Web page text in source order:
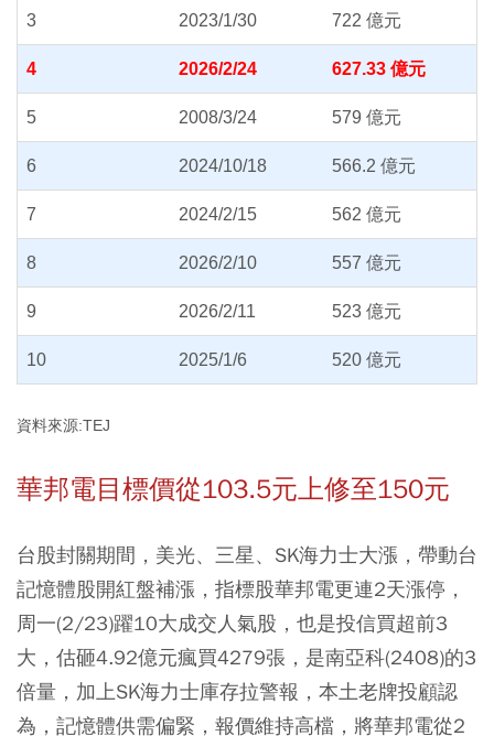
3 2023/1/30 722 億元
4 2026/2/24 627.33 億元
5 2008/3/24 579 億元
6 2024/10/18 566.2 億元
7 2024/2/15 562 億元
8 2026/2/10 557 億元
9 2026/2/11 523 億元
10 2025/1/6 520 億元
資料來源:TEJ
華邦電目標價從103.5元上修至150元
台股封關期間，美光、三星、SK海力士大漲，帶動台
記憶體股開紅盤補漲，指標股華邦電更連2天漲停，
周一(2/23)躍10大成交人氣股，也是投信買超前3
大，估砸4.92億元瘋買4279張，是南亞科(2408)的3
倍量，加上SK海力士庫存拉警報，本土老牌投顧認
為，記憶體供需偏緊，報價維持高檔，將華邦電從2